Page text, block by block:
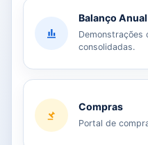
Balanço Anual
Demonstrações
consolidadas.
Compras
Portal de